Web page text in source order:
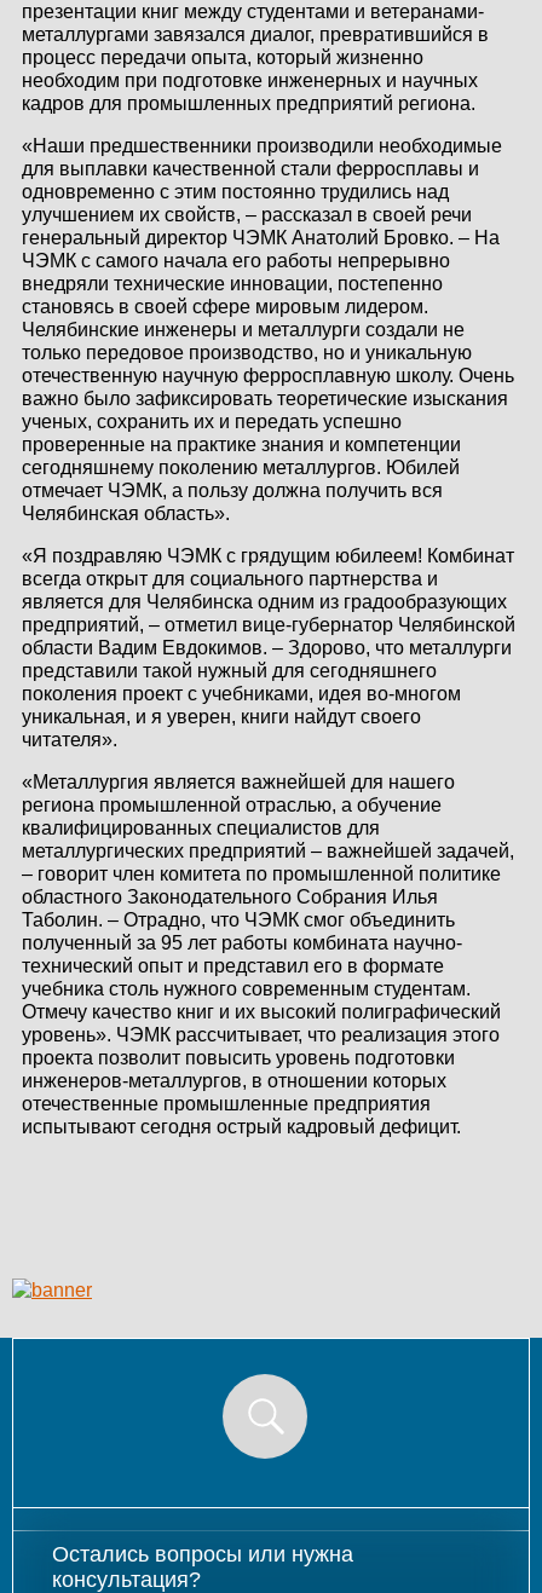
презентации книг между студентами и ветеранами-
металлургами завязался диалог, превратившийся в
процесс передачи опыта, который жизненно
необходим при подготовке инженерных и научных
кадров для промышленных предприятий региона.
«Наши предшественники производили необходимые
для выплавки качественной стали ферросплавы и
одновременно с этим постоянно трудились над
улучшением их свойств, – рассказал в своей речи
генеральный директор ЧЭМК Анатолий Бровко. – На
ЧЭМК с самого начала его работы непрерывно
внедряли технические инновации, постепенно
становясь в своей сфере мировым лидером.
Челябинские инженеры и металлурги создали не
только передовое производство, но и уникальную
отечественную научную ферросплавную школу. Очень
важно было зафиксировать теоретические изыскания
ученых, сохранить их и передать успешно
проверенные на практике знания и компетенции
сегодняшнему поколению металлургов. Юбилей
отмечает ЧЭМК, а пользу должна получить вся
Челябинская область».
«Я поздравляю ЧЭМК с грядущим юбилеем! Комбинат
всегда открыт для социального партнерства и
является для Челябинска одним из градообразующих
предприятий, – отметил вице-губернатор Челябинской
области Вадим Евдокимов. – Здорово, что металлурги
представили такой нужный для сегодняшнего
поколения проект с учебниками, идея во-многом
уникальная, и я уверен, книги найдут своего
читателя».
«Металлургия является важнейшей для нашего
региона промышленной отраслью, а обучение
квалифицированных специалистов для
металлургических предприятий – важнейшей задачей,
– говорит член комитета по промышленной политике
областного Законодательного Собрания Илья
Таболин. – Отрадно, что ЧЭМК смог объединить
полученный за 95 лет работы комбината научно-
технический опыт и представил его в формате
учебника столь нужного современным студентам.
Отмечу качество книг и их высокий полиграфический
уровень». ЧЭМК рассчитывает, что реализация этого
проекта позволит повысить уровень подготовки
инженеров-металлургов, в отношении которых
отечественные промышленные предприятия
испытывают сегодня острый кадровый дефицит.
Остались вопросы или нужна
консультация?